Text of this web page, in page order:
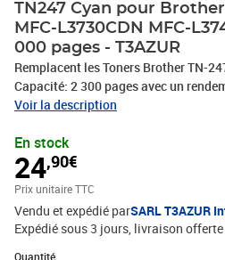
TN247 Cyan pour Brother
MFC-L3730CDN MFC-
000 pages - T3AZUR
Remplacent les Toners Brother TN-
Capacité: 2 300 pages avec un
toutes les normes européennes ISO
excellence qualité d'impression -
Voir la description
En stock
24,90€
Prix unitaire TTC
Vendu et expédié parSARL T3AZUR
Expédié sous 3 jours livraison offerte
Quantité
Quantité : 1